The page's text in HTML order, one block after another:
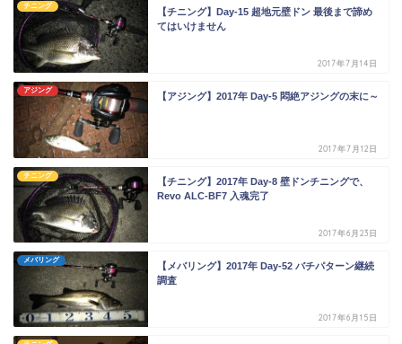
チニング
【チニング】Day-15 超地元壁ドン 最後まで諦め
てはいけません
2017年7月14日
アジング
【アジング】2017年 Day-5 悶絶アジングの末に～
2017年7月12日
チニング
【チニング】2017年 Day-8 壁ドンチニングで、
Revo ALC-BF7 入魂完了
2017年6月23日
メバリング
【メバリング】2017年 Day-52 バチパターン継続
調査
2017年6月15日